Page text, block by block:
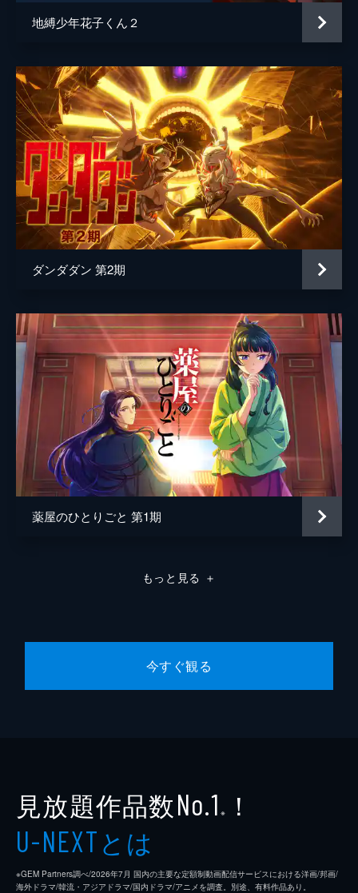
地縛少年花子くん２
ダンダダン 第2期
薬屋のひとりごと 第1期
もっと見る ＋
今すぐ観る
見放題作品数No.1 ※ ！
U-NEXTとは
※GEM Partners調べ/2026年7⽉ 国内の主要な定額制動画配信サービスにおける洋画/邦画/
海外ドラマ/韓流・アジアドラマ/国内ドラマ/アニメを調査。別途、有料作品あり。